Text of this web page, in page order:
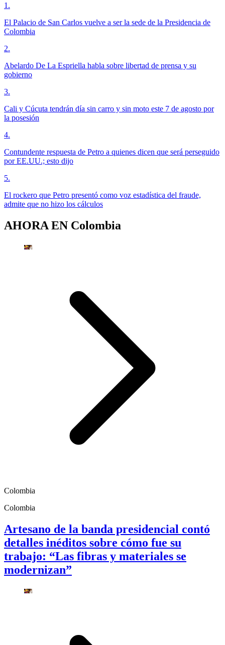
1 .
El Palacio de San Carlos vuelve a ser la sede de la Presidencia de
Colombia
2.
Abelardo De La Espriella habla sobre libertad de prensa y su
gobierno
3.
Cali y Cúcuta tendrán día sin carro y sin moto este 7 de agosto por
la posesión
4.
Contundente respuesta de Petro a quienes dicen que será perseguido
por EE.UU.; esto dijo
5.
El rockero que Petro presentó como voz estadística del fraude,
admite que no hizo los cálculos
AHORA EN Colombia
Colombia
Colombia
Artesano de la banda presidencial contó
detalles inéditos sobre cómo fue su
trabajo: “Las fibras y materiales se
modernizan”